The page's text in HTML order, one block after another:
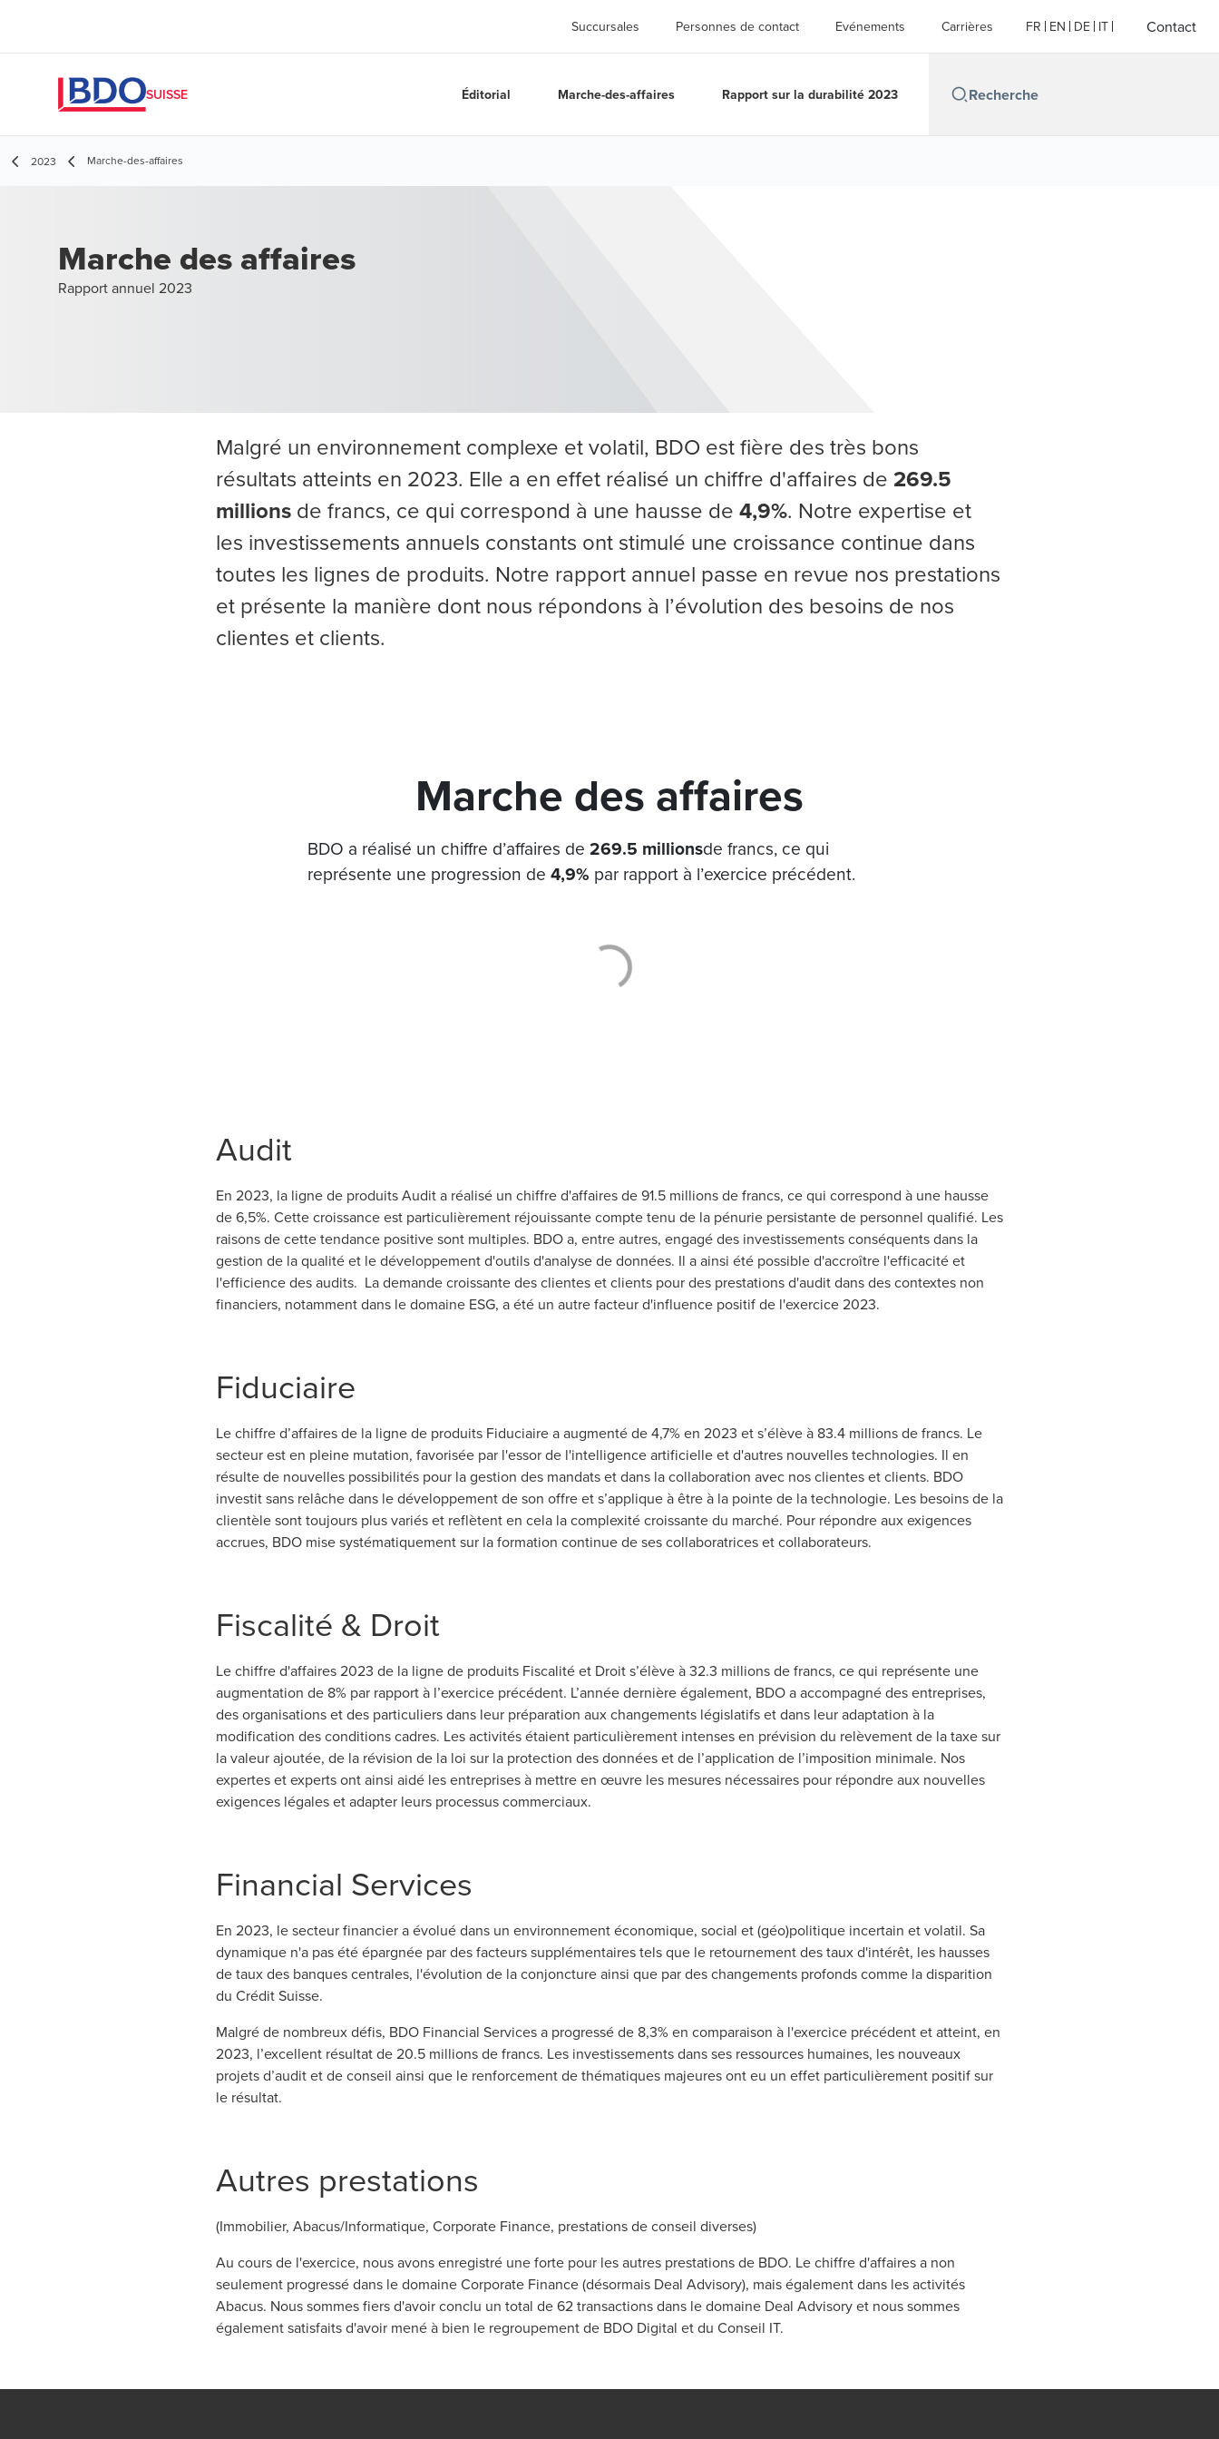
Succursales Personnes de contact Evénements Carrières FR EN DE IT Contact
SUISSE Éditorial Marche-des-affaires Rapport sur la durabilité 2023
2023 Marche-des-affaires
Marche des affaires
Rapport annuel 2023
Malgré un environnement complexe et volatil, BDO est fière des très bons
résultats atteints en 2023. Elle a en effet réalisé un chiffre d'affaires de 269.5
millions de francs, ce qui correspond à une hausse de 4,9%. Notre expertise et
les investissements annuels constants ont stimulé une croissance continue dans
toutes les lignes de produits. Notre rapport annuel passe en revue nos prestations
et présente la manière dont nous répondons à l’évolution des besoins de nos
clientes et clients.
Marche des affaires
BDO a réalisé un chiffre d’affaires de 269.5 millionsde francs, ce qui
représente une progression de 4,9% par rapport à l’exercice précédent.
Audit
En 2023, la ligne de produits Audit a réalisé un chiffre d'affaires de 91.5 millions de francs, ce qui correspond à une hausse
de 6,5%. Cette croissance est particulièrement réjouissante compte tenu de la pénurie persistante de personnel qualifié. Les
raisons de cette tendance positive sont multiples. BDO a, entre autres, engagé des investissements conséquents dans la
gestion de la qualité et le développement d'outils d'analyse de données. Il a ainsi été possible d'accroître l'efficacité et
l'efficience des audits. La demande croissante des clientes et clients pour des prestations d'audit dans des contextes non
financiers, notamment dans le domaine ESG, a été un autre facteur d'influence positif de l'exercice 2023.
Fiduciaire
Le chiffre d’affaires de la ligne de produits Fiduciaire a augmenté de 4,7% en 2023 et s’élève à 83.4 millions de francs. Le
secteur est en pleine mutation, favorisée par l'essor de l'intelligence artificielle et d'autres nouvelles technologies. Il en
résulte de nouvelles possibilités pour la gestion des mandats et dans la collaboration avec nos clientes et clients. BDO
investit sans relâche dans le développement de son offre et s’applique à être à la pointe de la technologie. Les besoins de la
clientèle sont toujours plus variés et reflètent en cela la complexité croissante du marché. Pour répondre aux exigences
accrues, BDO mise systématiquement sur la formation continue de ses collaboratrices et collaborateurs.
Fiscalité & Droit
Le chiffre d'affaires 2023 de la ligne de produits Fiscalité et Droit s’élève à 32.3 millions de francs, ce qui représente une
augmentation de 8% par rapport à l’exercice précédent. L’année dernière également, BDO a accompagné des entreprises,
des organisations et des particuliers dans leur préparation aux changements législatifs et dans leur adaptation à la
modification des conditions cadres. Les activités étaient particulièrement intenses en prévision du relèvement de la taxe sur
la valeur ajoutée, de la révision de la loi sur la protection des données et de l’application de l’imposition minimale. Nos
expertes et experts ont ainsi aidé les entreprises à mettre en œuvre les mesures nécessaires pour répondre aux nouvelles
exigences légales et adapter leurs processus commerciaux.
Financial Services
En 2023, le secteur financier a évolué dans un environnement économique, social et (géo)politique incertain et volatil. Sa
dynamique n'a pas été épargnée par des facteurs supplémentaires tels que le retournement des taux d'intérêt, les hausses
de taux des banques centrales, l'évolution de la conjoncture ainsi que par des changements profonds comme la disparition
du Crédit Suisse.
Malgré de nombreux défis, BDO Financial Services a progressé de 8,3% en comparaison à l'exercice précédent et atteint, en
2023, l’excellent résultat de 20.5 millions de francs. Les investissements dans ses ressources humaines, les nouveaux
projets d’audit et de conseil ainsi que le renforcement de thématiques majeures ont eu un effet particulièrement positif sur
le résultat.
Autres prestations
(Immobilier, Abacus/Informatique, Corporate Finance, prestations de conseil diverses)
Au cours de l'exercice, nous avons enregistré une forte pour les autres prestations de BDO. Le chiffre d'affaires a non
seulement progressé dans le domaine Corporate Finance (désormais Deal Advisory), mais également dans les activités
Abacus. Nous sommes fiers d'avoir conclu un total de 62 transactions dans le domaine Deal Advisory et nous sommes
également satisfaits d'avoir mené à bien le regroupement de BDO Digital et du Conseil IT.